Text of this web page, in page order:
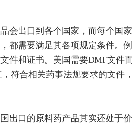
会出口到各个国家，而每个国
都需要满足其各项规定条件。
件和证书。美国需要DMF文件
符合相关药事法规要求的文件
出口的原料药产品其实还处于